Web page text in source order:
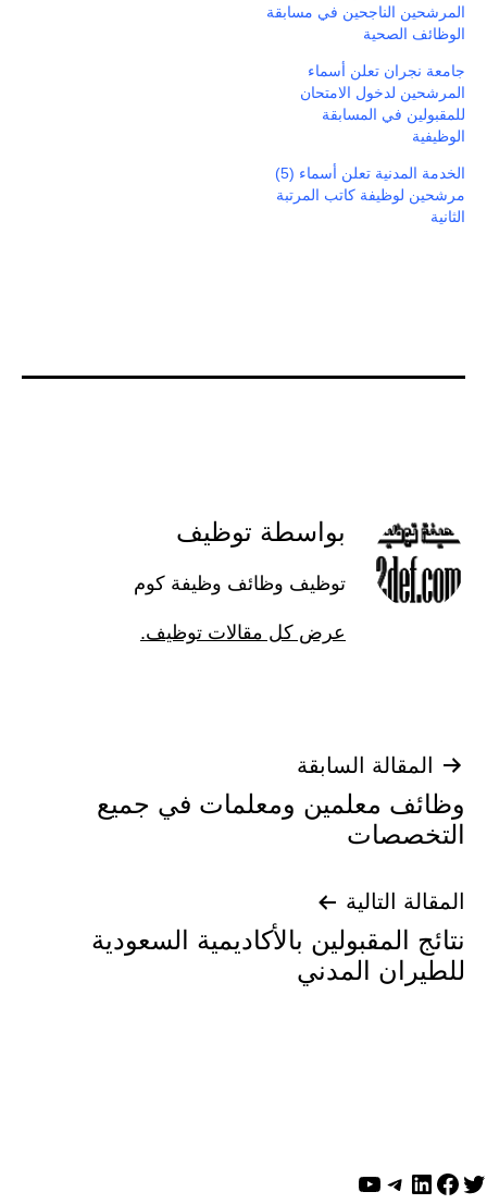
المرشحين الناجحين في مسابقة
الوظائف الصحية
جامعة نجران تعلن أسماء
المرشحين لدخول الامتحان
للمقبولين في المسابقة
الوظيفية
الخدمة المدنية تعلن أسماء (5)
مرشحين لوظيفة كاتب المرتبة
الثانية
بواسطة توظيف
توظيف وظائف وظيفة كوم
عرض كل مقالات توظيف.
تصفّح
المقالات
المقالة السابقة
وظائف معلمين ومعلمات في جميع
التخصصات
المقالة التالية
نتائج المقبولين بالأكاديمية السعودية
للطيران المدني
تويترفيسبوك
لينكد إن تيليجرام
يوتيوب